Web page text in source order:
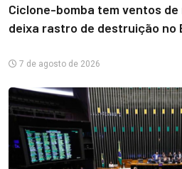
Ciclone-bomba tem ventos de
deixa rastro de destruição no
7 de agosto de 2026